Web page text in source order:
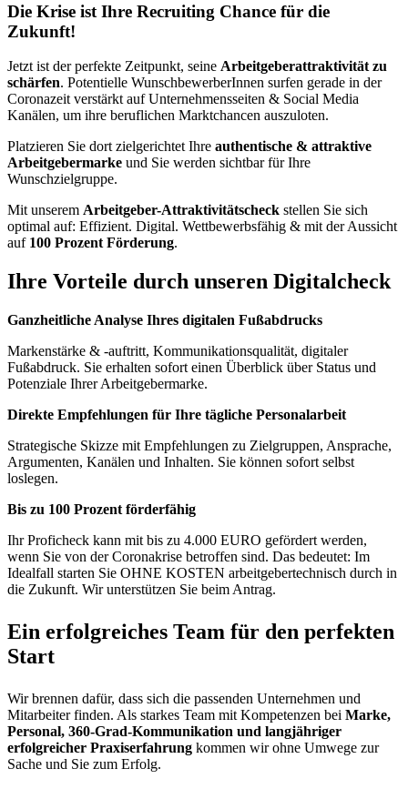
Die Krise ist Ihre Recruiting Chance für die
Zukunft!
Jetzt ist der perfekte Zeitpunkt, seine Arbeitgeberattraktivität zu
schärfen. Potentielle WunschbewerberInnen surfen gerade in der
Coronazeit verstärkt auf Unternehmensseiten & Social Media
Kanälen, um ihre beruflichen Marktchancen auszuloten.
Platzieren Sie dort zielgerichtet Ihre authentische & attraktive
Arbeitgebermarke und Sie werden sichtbar für Ihre
Wunschzielgruppe.
Mit unserem Arbeitgeber-Attraktivitätscheck stellen Sie sich
optimal auf: Effizient. Digital. Wettbewerbsfähig & mit der Aussicht
auf 100 Prozent Förderung.
Ihre Vorteile durch unseren Digitalcheck
Ganzheitliche Analyse Ihres digitalen Fußabdrucks
Markenstärke & -auftritt, Kommunikationsqualität, digitaler
Fußabdruck. Sie erhalten sofort einen Überblick über Status und
Potenziale Ihrer Arbeitgebermarke.
Direkte Empfehlungen für Ihre tägliche Personalarbeit
Strategische Skizze mit Empfehlungen zu Zielgruppen, Ansprache,
Argumenten, Kanälen und Inhalten. Sie können sofort selbst
loslegen.
Bis zu 100 Prozent förderfähig
Ihr Proficheck kann mit bis zu 4.000 EURO gefördert werden,
wenn Sie von der Coronakrise betroffen sind. Das bedeutet: Im
Idealfall starten Sie OHNE KOSTEN arbeitgebertechnisch durch in
die Zukunft. Wir unterstützen Sie beim Antrag.
Ein erfolgreiches Team für den perfekten
Start
Wir brennen dafür, dass sich die passenden Unternehmen und
Mitarbeiter finden. Als starkes Team mit Kompetenzen bei Marke,
Personal, 360-Grad-Kommunikation und langjähriger
erfolgreicher Praxiserfahrung kommen wir ohne Umwege zur
Sache und Sie zum Erfolg.